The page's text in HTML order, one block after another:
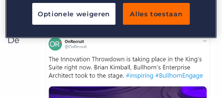
bestijgen om hun ideeën over nieuwe
functionaliteiten presenteren.
De
Optionele weigeren Alles toestaan